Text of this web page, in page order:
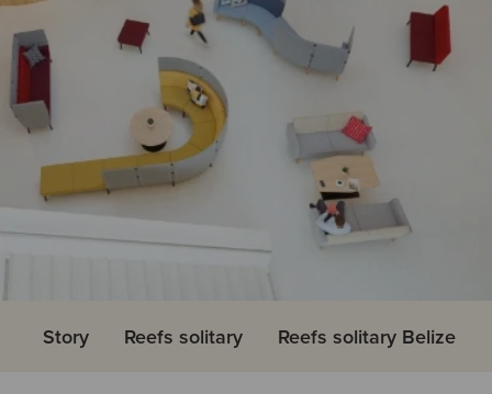
Story Reefs solitary Reefs solitary Belize